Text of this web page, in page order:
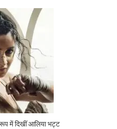
में दिखीं आलिया भट्ट